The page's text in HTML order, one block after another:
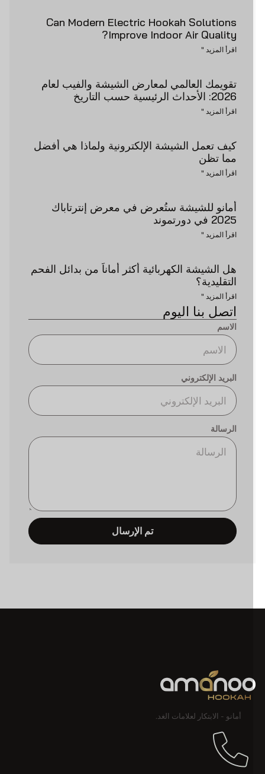
Can Modern Electric Hookah Solutions
Improve Indoor Air Quality?
اقرأ المزيد "
تقويمك العالمي لمعارض الشيشة والفيب لعام
2026: الأحداث الرئيسية حسب التاريخ
اقرأ المزيد "
كيف تعمل الشيشة الإلكترونية ولماذا هي أفضل
مما تظن
اقرأ المزيد "
أمانو للشيشة ستُعرض في معرض إنترتاباك
2025 في دورتموند
اقرأ المزيد "
هل الشيشة الكهربائية أكثر أماناً من بدائل الفحم
التقليدية؟
اقرأ المزيد "
اتصل بنا اليوم
الاسم
البريد الإلكتروني
الرسالة
تم الإرسال
أمانو - الابتكار لعلامات الغد.